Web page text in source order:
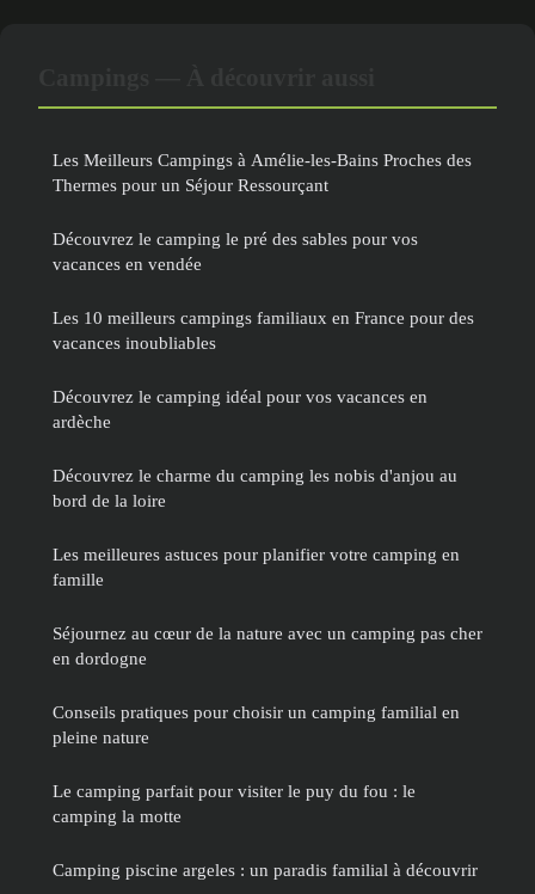
Les Meilleurs Campings à Amélie-les-Bains Proches des
Thermes pour un Séjour Ressourçant
Découvrez le camping le pré des sables pour vos
vacances en vendée
Les 10 meilleurs campings familiaux en France pour des
vacances inoubliables
Découvrez le camping idéal pour vos vacances en
ardèche
Découvrez le charme du camping les nobis d'anjou au
bord de la loire
Les meilleures astuces pour planifier votre camping en
famille
Séjournez au cœur de la nature avec un camping pas cher
en dordogne
Conseils pratiques pour choisir un camping familial en
pleine nature
Le camping parfait pour visiter le puy du fou : le
camping la motte
Camping piscine argeles : un paradis familial à découvrir